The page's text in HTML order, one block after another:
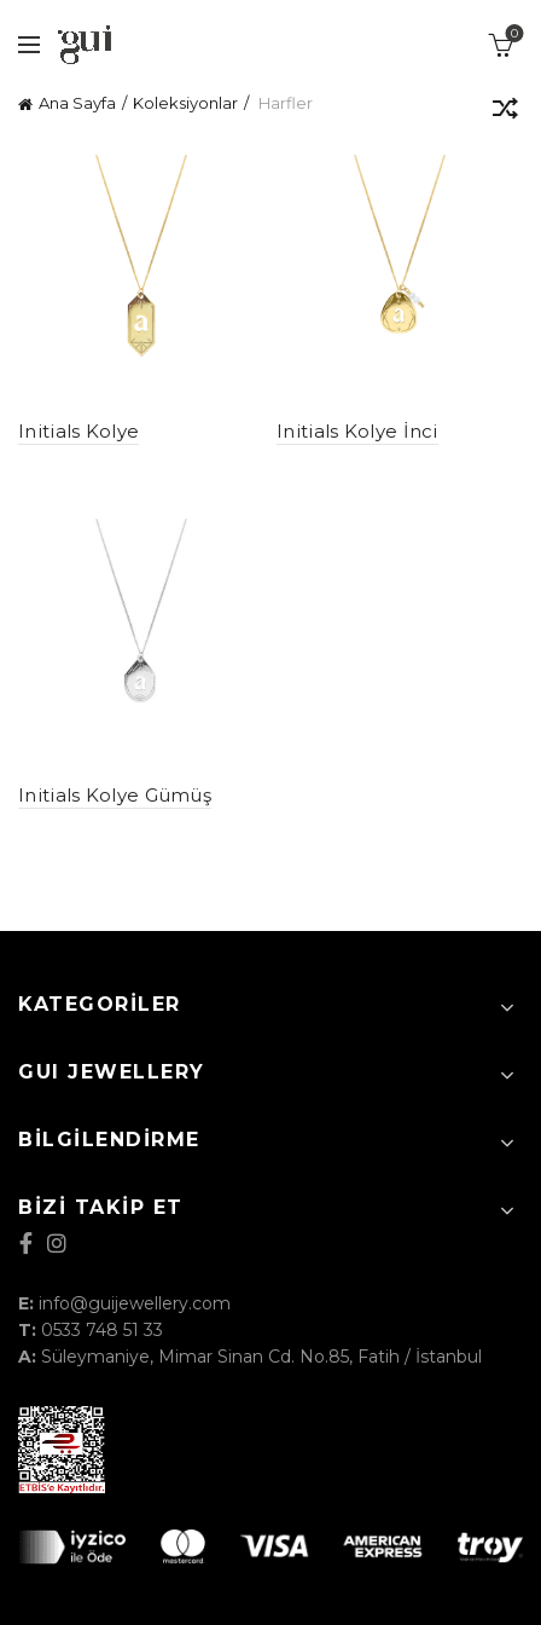
0
Ana Sayfa Koleksiyonlar Harfler
Initials Kolye Initials Kolye İnci
Initials Kolye Gümüş
KATEGORILER
GUI JEWELLERY
BILGILENDIRME
BIZI TAKIP ET
E: info@guijewellery.com
T: 0533 748 51 33
A: Süleymaniye, Mimar Sinan Cd. No.85, Fatih / İstanbul